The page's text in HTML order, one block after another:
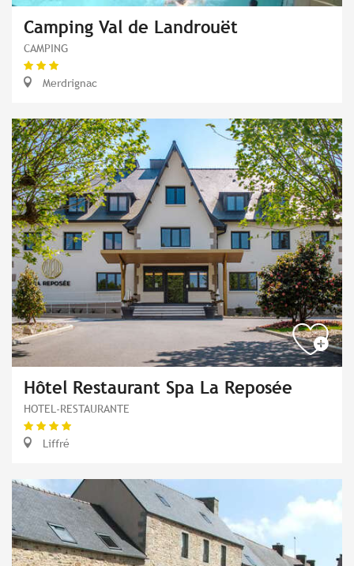
Camping Val de Landrouët
CAMPING
Merdrignac
Hôtel Restaurant Spa La Reposée
HOTEL-RESTAURANTE
Liffré